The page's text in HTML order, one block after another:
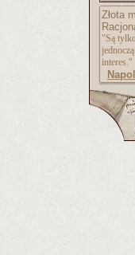
Złota
"Są
interes."